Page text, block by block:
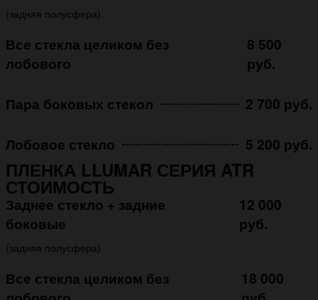
(задняя полусфера)
Все стекла целиком без
лобового
8 500
руб.
Пара боковых стекол 2 700 руб.
Лобовое стекло 5 200 руб.
ПЛЕНКА LLUMAR СЕРИЯ ATR
СТОИМОСТЬ
Заднее стекло + задние
боковые
12 000
руб.
(задняя полусфера)
Все стекла целиком без
18 000